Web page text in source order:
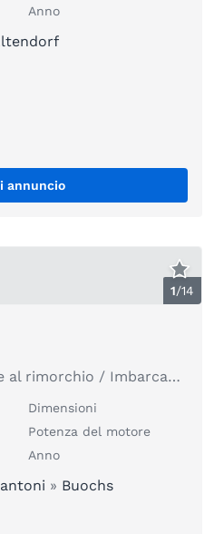
Anno
annuncio
1/14
Inclusa imbarcazione al rimorchio / Imbarcazione appena presentata
Dimensioni
Potenza del motore
Anno
» Buochs